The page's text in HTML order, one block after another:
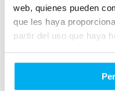
web, quienes pueden
que les haya
partir del uso que haya
Su pequeña y
metros de largo,
de configuración,
de cualquier
pruebas llevaba el